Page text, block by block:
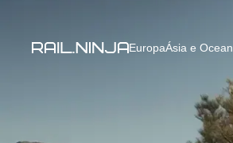
EuropaÁsia e